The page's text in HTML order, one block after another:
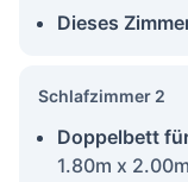
Dieses
Schlafzimmer 2
Doppelbett
1.80m x 2.00m